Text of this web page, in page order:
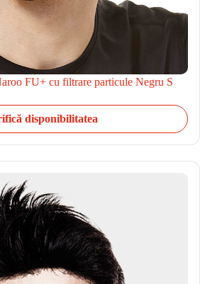
FU+ cu filtrare particule Negru S
disponibilitatea